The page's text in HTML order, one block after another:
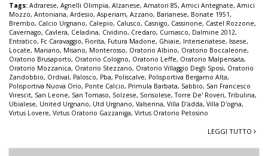
Tags: Adrarese, Agnelli Olimpia, Alzanese, Amatori 85, Amici Antegnate, Amici
Mozzo, Antoniana, Ardesio, Asperiam, Azzano, Barianese, Bonate 1951,
Brembo, Calcio Urgnano, Calepio, Calusco, Casnigo, Cassinone, Castel Rozzone,
Cavernago, Cavlera, Celadina, Cividino, Credaro, Curnasco, Dalmine 2012,
Entratico, Fc Caravaggio, Fiorita, Futura Madone, Ghiaie, Interseriatese, Issese,
Locate, Mariano, Misano, Monterosso, Oratorio Albino, Oratorio Boccaleone,
Oratorio Brusaporto, Oratorio Cologno, Oratorio Leffe, Oratorio Malpensata,
Oratorio Mozzanica, Oratorio Stezzano, Oratorio Villaggio Degli Sposi, Oratorio
Zandobbio, Ordival, Palosco, Pba, Poliscalve, Polisportiva Bergamo Alta,
Polisportiva Nuova Orio, Ponte Calcio, Primula Barbata, Sabbio, San Francesco
Virescit, San Leone, San Tomaso, Solzese, Sorisolese,Torre De' Roveri,Tribulina,
Ubialese, United Urgnano, Utd Urgnano, Valserina, Villa D'adda, Villa D'ogna,
Virtus Lovere, Virtus Oratorio Gazzaniga, Virtus Oratorio Petosino
LEGGI TUTTO